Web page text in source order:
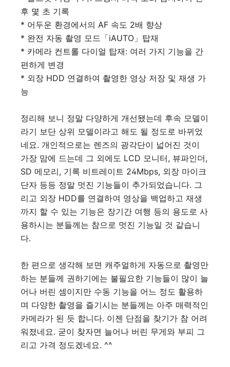
후 몇 초 기록
* 어두운 환경에서의 AF 속도 2배 향상
* 완전 자동 촬영 모드「iAUTO」탑재
* 카메라 컨트롤 다이얼 탑재: 여러 가지 기능을 간
편하게 변경
* 외장 HDD 연결하여 촬영한 영상 저장 및 재생 가
능
정리해 보니 정말 다양하게 개선됐는데 후속 모델이
라기 보단 상위 모델이라고 해도 될 정도로 바뀌었
네요. 개인적으로는 렌즈의 광각단이 넓어진 것이
가장 맘에 드는데 그 외에도 LCD 모니터, 뷰파인더,
SD 메모리, 기록 비트레이트 24Mbps, 외장 마이크
단자 등등 정말 멋진 기능들이 추가되었습니다. 그
리고 외장 HDD를 연결하여 영상을 백업하고 재생
까지 할 수 있는 기능은 장기간 여행 등의 용도로 사
용하시는 분들께는 참으로 멋진 기능일 것 같습니
다.
한 편으로 생각해 보면 캐주얼하게 자동으로 촬영만
하는 분들께 권하기에는 불필요한 기능들이 많이 늘
어나 버린 셈이지만 수동 기능을 어느 정도 활용하
며 다양한 촬영을 즐기시는 분들께는 아주 매력적인
카메라가 된 듯 합니다. 이젠 단점을 찾기가 참 어려
워졌네요. 굳이 찾자면 늘어나 버린 무게와 부피 그
리고 가격 정도겠네요. ^^